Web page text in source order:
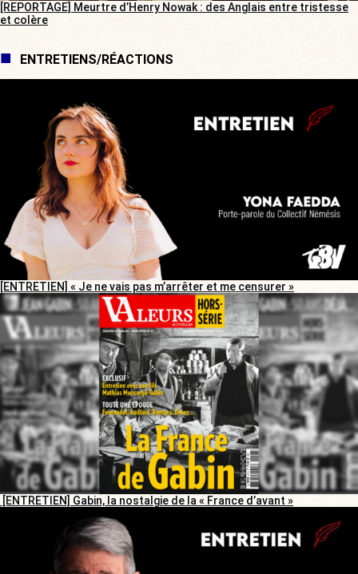
[REPORTAGE] Meurtre d’Henry Nowak : des Anglais entre tristesse
et colère
ENTRETIENS/RÉACTIONS
[ENTRETIEN] « Je ne vais pas m’arrêter et me censurer »
[ENTRETIEN] Gabin, la nostalgie de la « France d’avant »